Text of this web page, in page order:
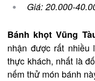
Giá: 20.000-
Bánh khọt Vũng
nhận được rất
thực khách, nhất là
nếm thử món bánh